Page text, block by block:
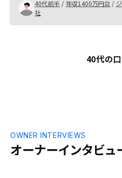
同期が投資用のマンションを
聞いたのがきっかけで、説明を
しました。 説明を聞く中で、
っかりしている所に任せれば
40代前半 / 年収1400万円台 /
社
40代の
オーナーインタビュ
OWNER INTERVIEWS